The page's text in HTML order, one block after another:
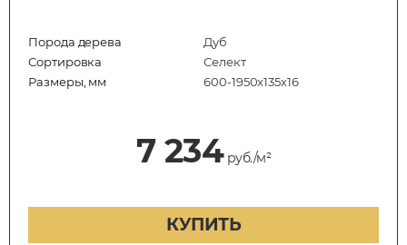
Порода дерева
Дуб
Сортировка
Селект
Размеры, мм
600-1950x135x16
7 234руб./м²
КУПИТЬ